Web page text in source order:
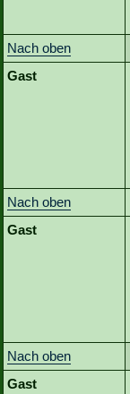
Nach oben
Gast
Nach oben
Gast
Nach oben
Gast